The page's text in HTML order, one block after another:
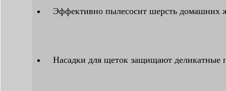
Эффективно пылесосит шерсть домашних
Насадки для щеток защищают деликатные